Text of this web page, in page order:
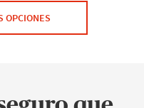
OPCIONES